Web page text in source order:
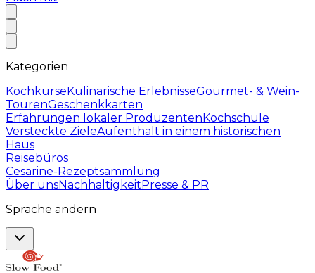
Kategorien
KochkurseKulinarische ErlebnisseGourmet- & Wein-
TourenGeschenkkarten
Erfahrungen lokaler ProduzentenKochschule
Versteckte ZieleAufenthalt in einem historischen
Haus
Reisebüros
Cesarine-Rezeptsammlung
Über unsNachhaltigkeitPresse & PR
Sprache ändern